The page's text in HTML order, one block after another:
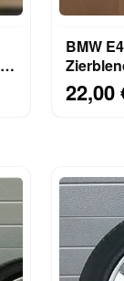
BMW E46 E36 + Z3
22,00